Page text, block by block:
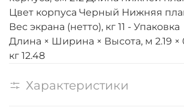
Цвет корпуса Черный Нижняя
Вес экрана (нетто), кг 11 - Упаковка
Длина × Ширина × Высота, м 2.19 ×
кг 12.48
Характеристики